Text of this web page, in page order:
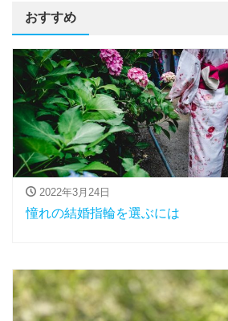
おすすめ
2022年3月24日
憧れの結婚指輪を選ぶには